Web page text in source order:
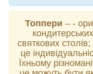
Топпери – -
кондитерських
святкових
це
Їхньому